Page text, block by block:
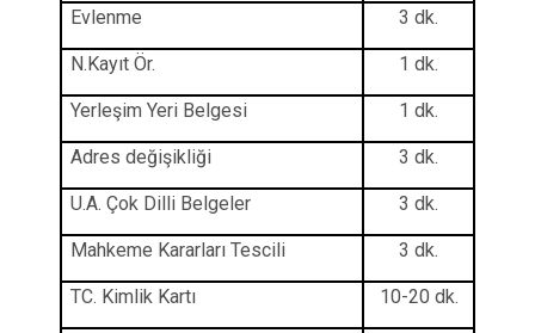
Evlenme 3 dk.
N.Kayıt Ör. 1 dk.
Yerleşim Yeri Belgesi 1 dk.
Adres değişikliği 3 dk.
U.A. Çok Dilli Belgeler 3 dk.
Mahkeme Kararları Tescili 3 dk.
TC. Kimlik Kartı 10-20 dk.